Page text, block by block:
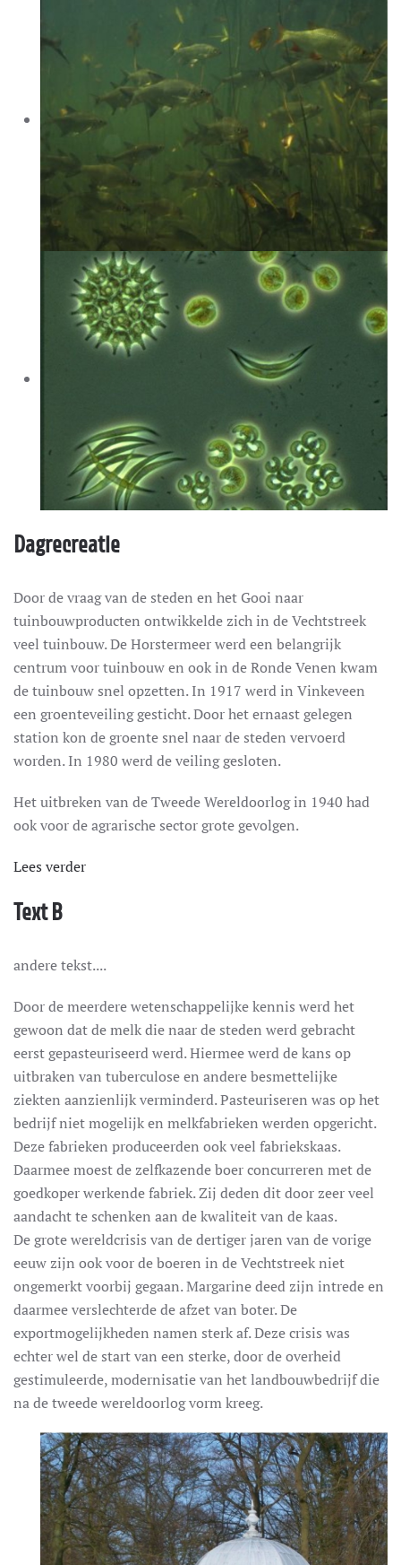
Dagrecreatie
Door de vraag van de steden en het Gooi naar
tuinbouwproducten ontwikkelde zich in de Vechtstreek
veel tuinbouw. De Horstermeer werd een belangrijk
centrum voor tuinbouw en ook in de Ronde Venen kwam
de tuinbouw snel opzetten. In 1917 werd in Vinkeveen
een groenteveiling gesticht. Door het ernaast gelegen
station kon de groente snel naar de steden vervoerd
worden. In 1980 werd de veiling gesloten.
Het uitbreken van de Tweede Wereldoorlog in 1940 had
ook voor de agrarische sector grote gevolgen.
Lees verder
Text B
andere tekst....
Door de meerdere wetenschappelijke kennis werd het
gewoon dat de melk die naar de steden werd gebracht
eerst gepasteuriseerd werd. Hiermee werd de kans op
uitbraken van tuberculose en andere besmettelijke
ziekten aanzienlijk verminderd. Pasteuriseren was op het
bedrijf niet mogelijk en melkfabrieken werden opgericht.
Deze fabrieken produceerden ook veel fabriekskaas.
Daarmee moest de zelfkazende boer concurreren met de
goedkoper werkende fabriek. Zij deden dit door zeer veel
aandacht te schenken aan de kwaliteit van de kaas.
De grote wereldcrisis van de dertiger jaren van de vorige
eeuw zijn ook voor de boeren in de Vechtstreek niet
ongemerkt voorbij gegaan. Margarine deed zijn intrede en
daarmee verslechterde de afzet van boter. De
exportmogelijkheden namen sterk af. Deze crisis was
echter wel de start van een sterke, door de overheid
gestimuleerde, modernisatie van het landbouwbedrijf die
na de tweede wereldoorlog vorm kreeg.